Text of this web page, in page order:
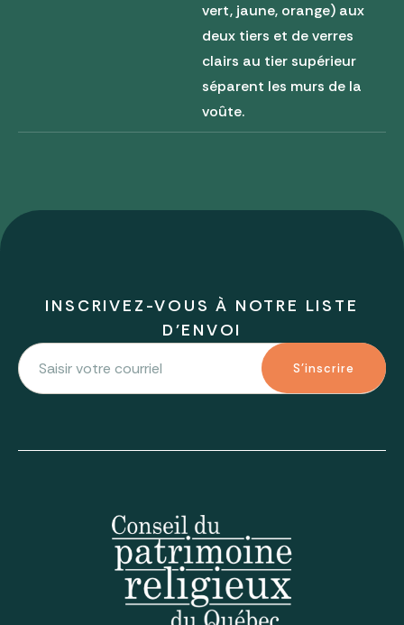
vert, jaune, orange) aux
deux tiers et de verres
clairs au tier supérieur
séparent les murs de la
voûte.
INSCRIVEZ-VOUS À NOTRE LISTE
D'ENVOI
S'inscrire